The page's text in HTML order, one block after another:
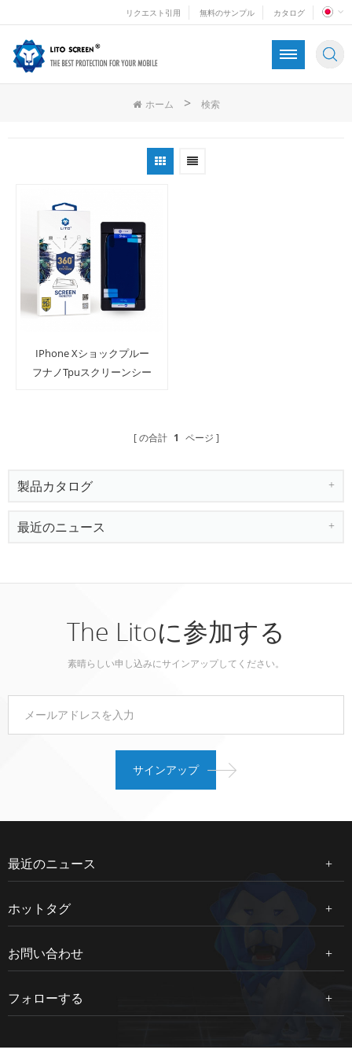
リクエスト引用 無料のサンプル カタログ
ホーム > 検索
IPhone Xショックプルー
フナノTpuスクリーンシー
の合計 1 ページ
製品カタログ
最近のニュース
The Litoに参加する
素晴らしい申し込みにサインアップしてください。
最近のニュース
ホットタグ
お問い合わせ
フォローする